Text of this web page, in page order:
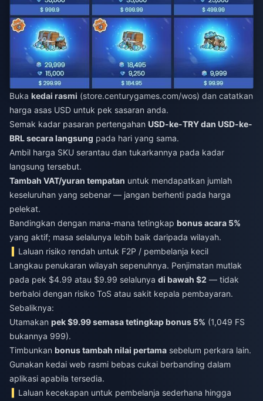
Buka kedai rasmi (store.centurygames.com/wos) dan catatkan
harga asas USD untuk pek sasaran anda.
Semak kadar pasaran pertengahan USD-ke-TRY dan USD-ke-
BRL secara langsung pada hari yang sama.
Ambil harga SKU serantau dan tukarkannya pada kadar
langsung tersebut.
Tambah VAT/yuran tempatan untuk mendapatkan jumlah
keseluruhan yang sebenar — jangan berhenti pada harga
pelekat.
Bandingkan dengan mana-mana tetingkap bonus acara 5%
yang aktif; masa selalunya lebih baik daripada wilayah.
Laluan risiko rendah untuk F2P / pembelanja kecil
Langkau penukaran wilayah sepenuhnya. Penjimatan mutlak
pada pek $4.99 atau $9.99 selalunya di bawah $2 — tidak
berbaloi dengan risiko ToS atau sakit kepala pembayaran.
Sebaliknya:
Utamakan pek $9.99 semasa tetingkap bonus 5% (1,049 FS
bukannya 999).
Timbunkan bonus tambah nilai pertama sebelum perkara lain.
Gunakan kedai web rasmi bebas cukai berbanding dalam
aplikasi apabila tersedia.
Laluan kecekapan untuk pembelanja sederhana hingga